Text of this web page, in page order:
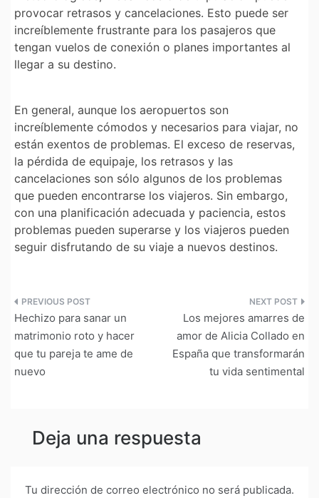
provocar retrasos y cancelaciones. Esto puede ser
increíblemente frustrante para los pasajeros que
tengan vuelos de conexión o planes importantes al
llegar a su destino.
En general, aunque los aeropuertos son
increíblemente cómodos y necesarios para viajar, no
están exentos de problemas. El exceso de reservas,
la pérdida de equipaje, los retrasos y las
cancelaciones son sólo algunos de los problemas
que pueden encontrarse los viajeros. Sin embargo,
con una planificación adecuada y paciencia, estos
problemas pueden superarse y los viajeros pueden
seguir disfrutando de su viaje a nuevos destinos.
Navegación
de
entradas
Hechizo para sanar un
matrimonio roto y hacer
que tu pareja te ame de
nuevo
Los mejores amarres de
amor de Alicia Collado en
España que transformarán
tu vida sentimental
Deja una respuesta
Tu dirección de correo electrónico no será publicada.